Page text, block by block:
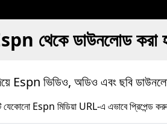
থেকে ডাউনলোড করা
Espn ভিডিও, অডিও এবং ছবি
যেকোনো Espn মিডিয়া URL-এ এভাবে প্রিপেন্ড